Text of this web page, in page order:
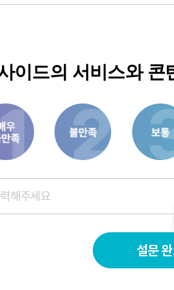
이드의 서비스와
1 3 6
설문